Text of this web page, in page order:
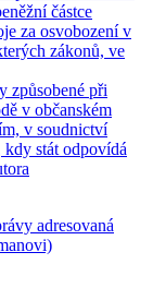
částce
za osvobození v
zákonů, ve
způsobené při
v občanském
v soudnictví
stát odpovídá
adresovaná